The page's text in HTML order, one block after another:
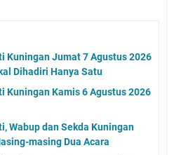
Kuningan Jumat 7 Agustus 2026
Dihadiri Hanya Satu
Kuningan Kamis 6 Agustus 2026
Wabup dan Sekda Kuningan
masing Dua Acara